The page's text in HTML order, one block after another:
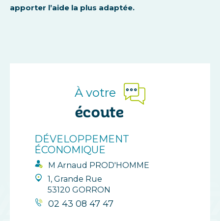
apporter l’aide la plus adaptée.
À votre
écoute
DÉVELOPPEMENT
ÉCONOMIQUE
M Arnaud PROD'HOMME
1, Grande Rue
53120 GORRON
02 43 08 47 47